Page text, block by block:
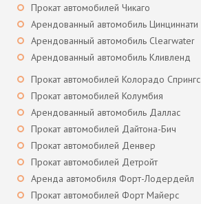
Прокат автомобилей Чикаго
Арендованный автомобиль Цинциннати
Арендованный автомобиль Clearwater
Арендованный автомобиль Кливленд
Прокат автомобилей Колорадо Спрингс
Прокат автомобилей Колумбия
Арендованный автомобиль Даллас
Прокат автомобилей Дайтона-Бич
Прокат автомобилей Денвер
Прокат автомобилей Детройт
Аренда автомобиля Форт-Лодердейл
Прокат автомобилей Форт Майерс